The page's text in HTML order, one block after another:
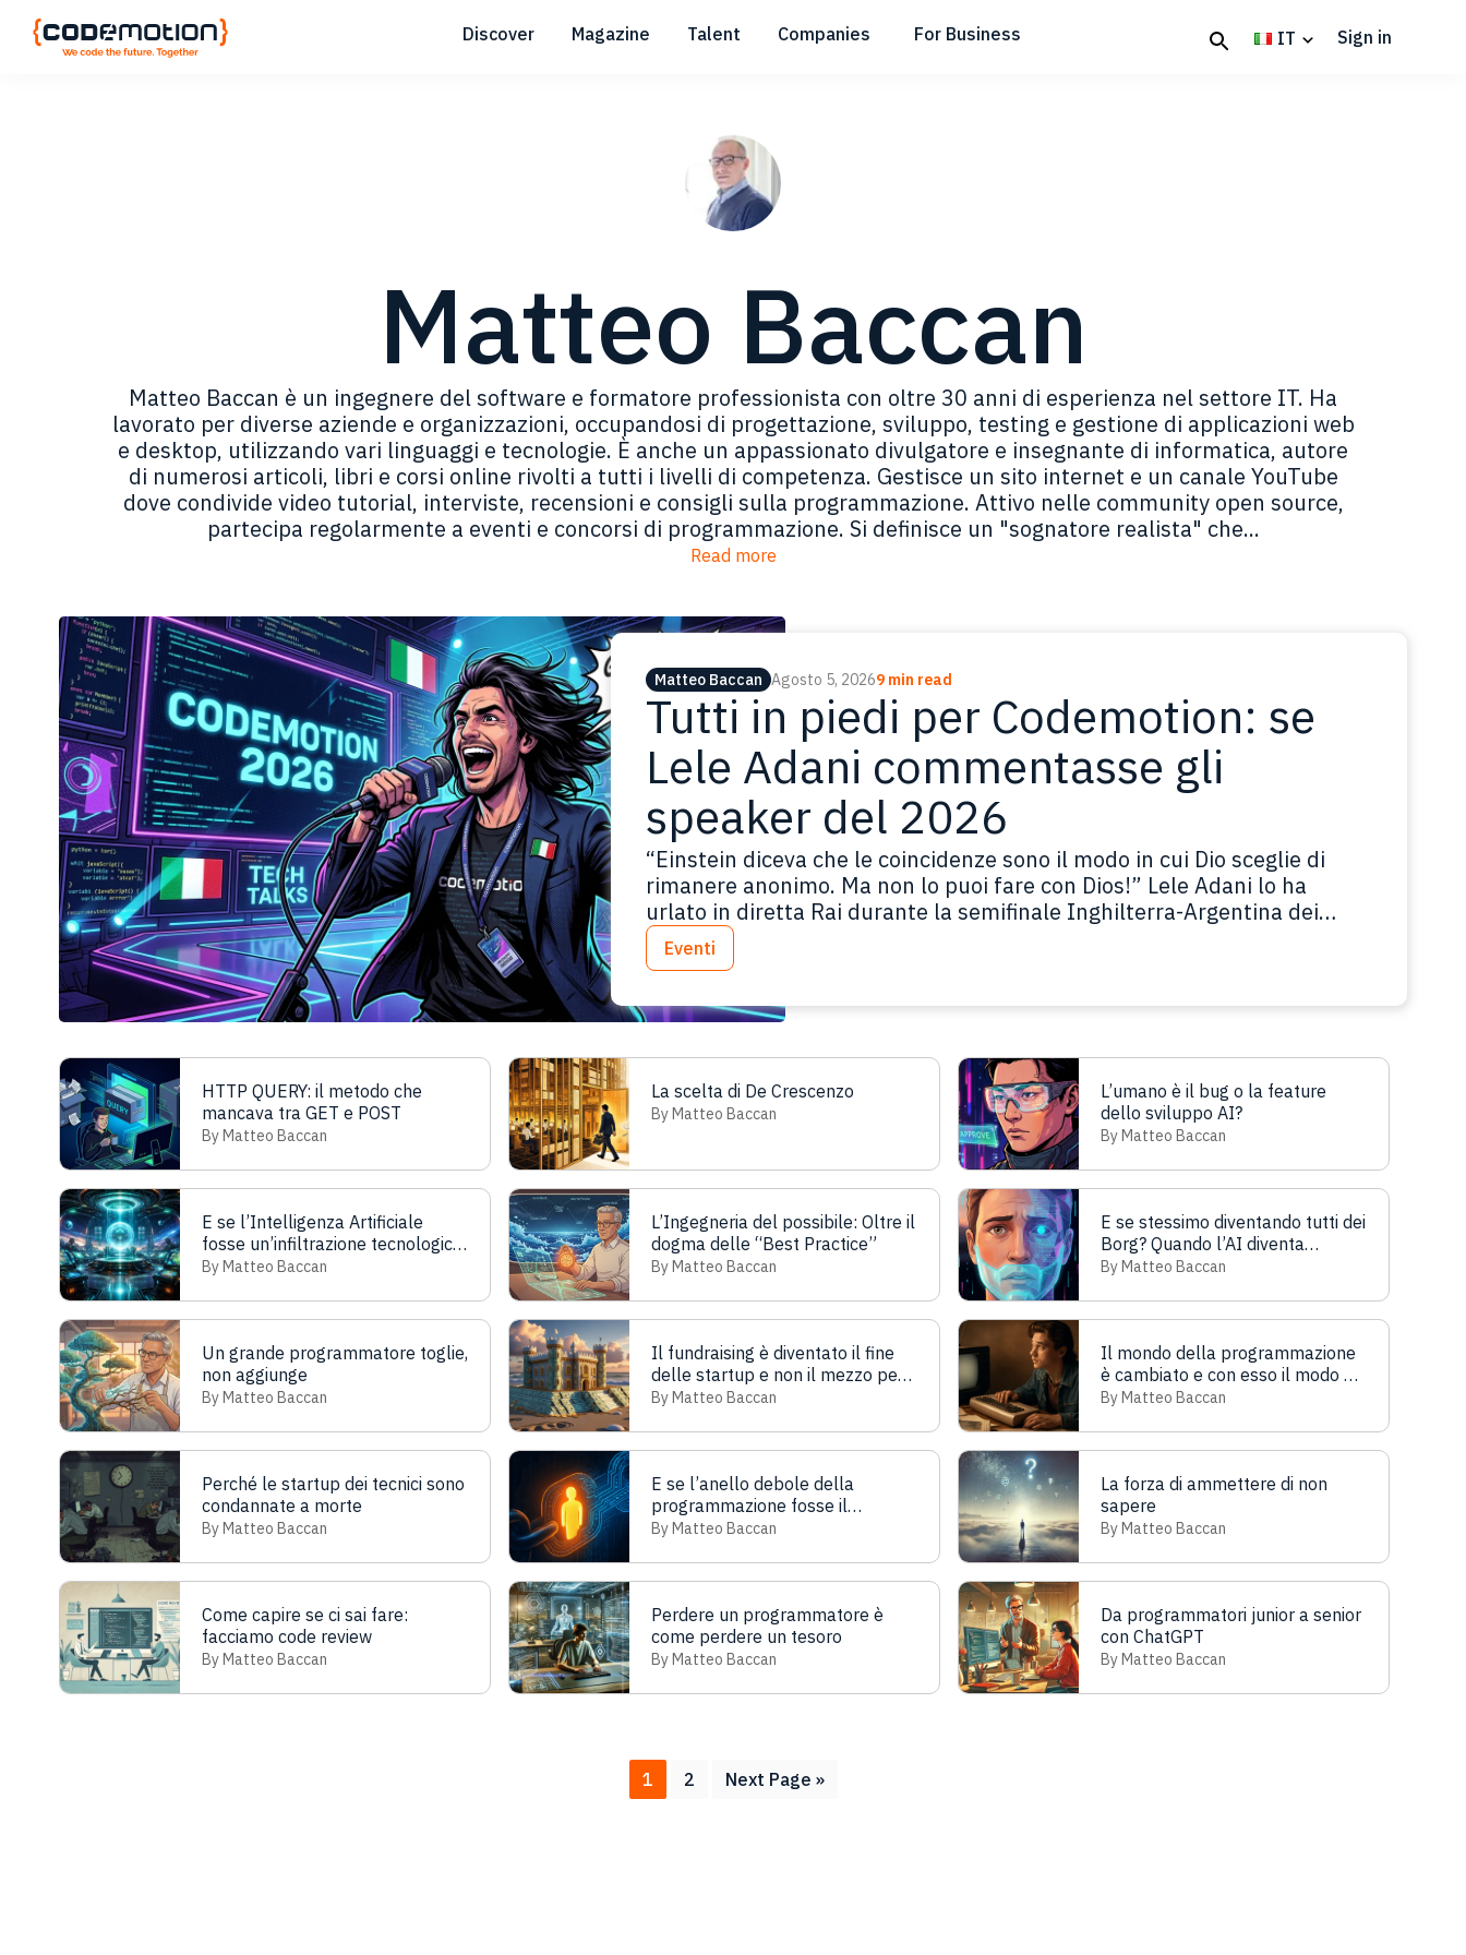
Discover
Submenu
Magazine Talent
Submenu
Companies For Business IT Sign in
Matteo Baccan
Matteo Baccan è un ingegnere del software e formatore professionista con oltre 30 anni di esperienza nel settore IT. Ha
lavorato per diverse aziende e organizzazioni, occupandosi di progettazione, sviluppo, testing e gestione di applicazioni web
e desktop, utilizzando vari linguaggi e tecnologie. È anche un appassionato divulgatore e insegnante di informatica, autore
di numerosi articoli, libri e corsi online rivolti a tutti i livelli di competenza. Gestisce un sito internet e un canale YouTube
dove condivide video tutorial, interviste, recensioni e consigli sulla programmazione. Attivo nelle community open source,
partecipa regolarmente a eventi e concorsi di programmazione. Si definisce un "sognatore realista" che...
Read more
Matteo Baccan Agosto 5, 20269 min read
Tutti in piedi per Codemotion: se
Lele Adani commentasse gli
speaker del 2026
“Einstein diceva che le coincidenze sono il modo in cui Dio sceglie di
rimanere anonimo. Ma non lo puoi fare con Dios!” Lele Adani lo ha
urlato in diretta Rai durante la semifinale Inghilterra-Argentina dei
Mondiali 2026, sul gol del pareggio di Enzo Fernández, servito da Messi.
In quel momento la telecronaca ha smesso di…
Eventi
HTTP QUERY: il metodo che
mancava tra GET e POST
By Matteo Baccan
La scelta di De Crescenzo
By Matteo Baccan
L’umano è il bug o la feature
dello sviluppo AI?
By Matteo Baccan
E se l’Intelligenza Artificiale
fosse un’infiltrazione tecnologica
extraterrestre?
By Matteo Baccan
L’Ingegneria del possibile: Oltre il
dogma delle “Best Practice”
By Matteo Baccan
E se stessimo diventando tutti dei
Borg? Quando l’AI diventa
assimilazione nello sviluppo
By Matteo Baccan
Un grande programmatore toglie,
non aggiunge
By Matteo Baccan
Il fundraising è diventato il fine
delle startup e non il mezzo per
crescere
By Matteo Baccan
Il mondo della programmazione
è cambiato e con esso il modo di
diventare programmatori
By Matteo Baccan
Perché le startup dei tecnici sono
condannate a morte
By Matteo Baccan
E se l’anello debole della
programmazione fosse il
programmatore stesso?
By Matteo Baccan
La forza di ammettere di non
sapere
By Matteo Baccan
Come capire se ci sai fare:
facciamo code review
By Matteo Baccan
Perdere un programmatore è
come perdere un tesoro
By Matteo Baccan
Da programmatori junior a senior
con ChatGPT
By Matteo Baccan
Page
1 Page
2
Go
Next Page »